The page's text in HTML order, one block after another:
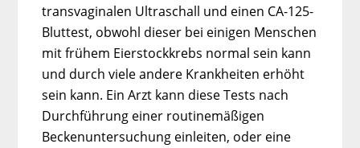
transvaginalen Ultraschall und einen CA-125-
Bluttest, obwohl dieser bei einigen Menschen
mit frühem Eierstockkrebs normal sein kann
und durch viele andere Krankheiten erhöht
sein kann. Ein Arzt kann diese Tests nach
Durchführung einer routinemäßigen
Beckenuntersuchung einleiten, oder eine